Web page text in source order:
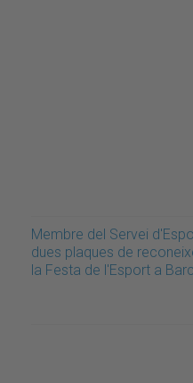
Membre del Servei
dues plaques de
la Festa de l'Esport a